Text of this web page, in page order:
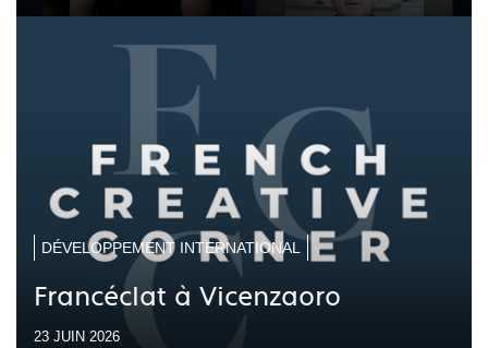
DÉVELOPPEMENT INTERNATIONAL
Francéclat à Vicenzaoro
23 JUIN 2026